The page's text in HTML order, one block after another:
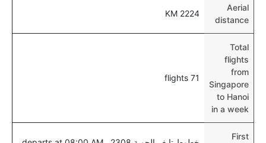
عبر اختيار فنادق كليرتريب.
هل يتيح هانوي مطار إمكانية تغيير الحفاض للأطفال؟
نعم، يتيح مطار هانوي المطور حديثا هذه الإمكانية للأطفال
و الرضع.
Aerial
distance
2224 KM
Total
flights
from
Singapore
to Hanoi
in a week
71 flights
First